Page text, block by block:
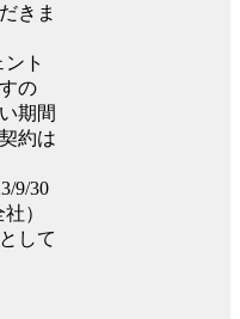
きま
ト
の
期間
約は
9/30
）
して